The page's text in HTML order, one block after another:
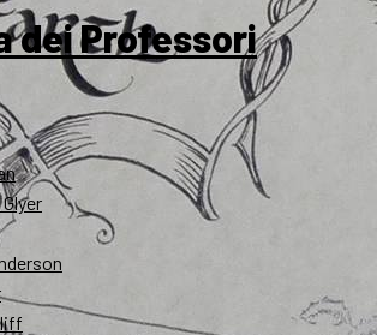
dei Professori